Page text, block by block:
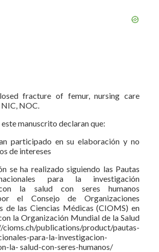
fracture of femur, nursing care
NOC.
manuscrito declaran que:
participado en su elaboración y no
de intereses
se ha realizado siguiendo las Pautas
para la investigación
la salud con seres humanos
el Consejo de Organizaciones
de las Ciencias Médicas (CIOMS) en
la Organización Mundial de la Salud
publications/product/pautas-
para-la-investigacion-
la- salud-con-seres-humanos/